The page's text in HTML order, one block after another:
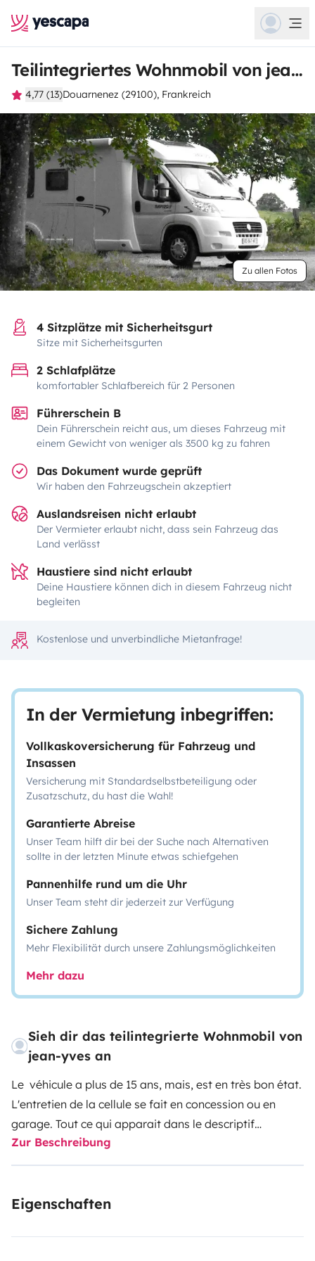
Teilintegriertes Wohnmobil von jean-yves
4,77 (13)Douarnenez (29100), Frankreich
Zu allen Fotos
4 Sitzplätze mit Sicherheitsgurt
Sitze mit Sicherheitsgurten
2 Schlafplätze
komfortabler Schlafbereich für 2 Personen
Führerschein B
Dein Führerschein reicht aus, um dieses Fahrzeug mit
einem Gewicht von weniger als 3500 kg zu fahren
Das Dokument wurde geprüft
Wir haben den Fahrzeugschein akzeptiert
Auslandsreisen nicht erlaubt
Der Vermieter erlaubt nicht, dass sein Fahrzeug das
Land verlässt
Haustiere sind nicht erlaubt
Deine Haustiere können dich in diesem Fahrzeug nicht
begleiten
Kostenlose und unverbindliche Mietanfrage!
In der Vermietung inbegriffen:
Vollkaskoversicherung für Fahrzeug und
Insassen
Versicherung mit Standardselbstbeteiligung oder
Zusatzschutz, du hast die Wahl!
Garantierte Abreise
Unser Team hilft dir bei der Suche nach Alternativen
sollte in der letzten Minute etwas schiefgehen
Pannenhilfe rund um die Uhr
Unser Team steht dir jederzeit zur Verfügung
Sichere Zahlung
Mehr Flexibilität durch unsere Zahlungsmöglichkeiten
Mehr dazu
Sieh dir das teilintegrierte Wohnmobil von
jean-yves an
Le véhicule a plus de 15 ans, mais, est en très bon état.
L'entretien de la cellule se fait en concession ou en
garage. Tout ce qui apparait dans le descriptif
fonctionne . De plus, il est très propre ( nous sommes
très exigeants sur cet aspect). C'est le camping car
pas utilisable).Le véhicule est facile à conduire (pas
Zur Beschreibung
Eigenschaften